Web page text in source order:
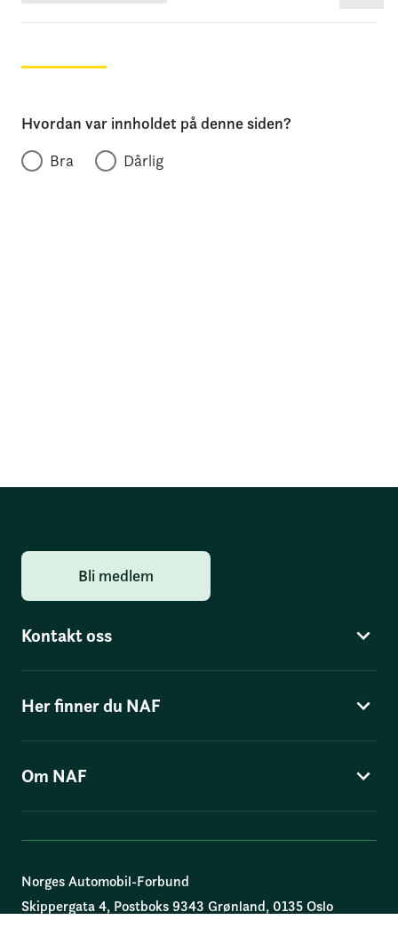
Hvordan var innholdet på denne siden?
Bra
Dårlig
Bli medlem
Kontakt oss
Her finner du NAF
Om NAF
Norges Automobil-Forbund
Skippergata 4, Postboks 9343 Grønland, 0135 Oslo